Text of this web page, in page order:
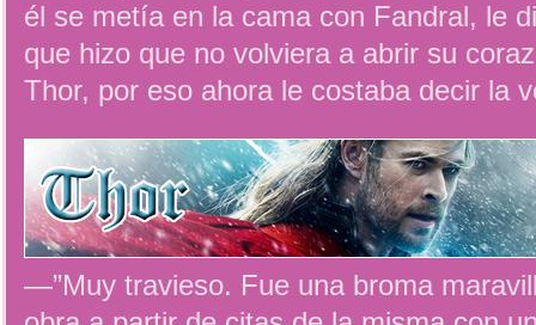
él se metía en la cama con Fandral, le
que hizo que no volviera a abrir su
Thor, por eso ahora le costaba decir la
—”Muy travieso. Fue una broma